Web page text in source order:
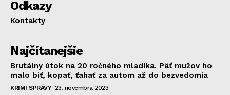
Odkazy
Kontakty
Najčítanejšie
Brutálny útok na 20 ročného mladíka. Päť mužov ho
malo biť, kopať, ťahať za autom až do bezvedomia
KRIMI SPRÁVY 23. novembra 2023